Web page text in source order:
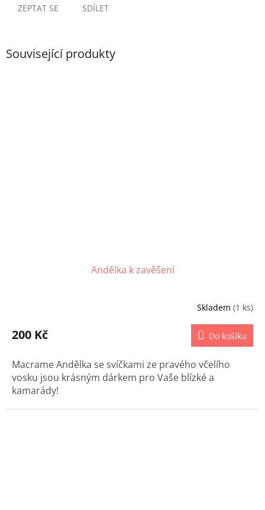
ZEPTAT SE SDÍLET
Související produkty
Andělka k zavěšení
Skladem (1 ks)
200 Kč Do košíku
Macrame Andělka se svíčkami ze pravého včelího
vosku jsou krásným dárkem pro Vaše blízké a
kamarády!